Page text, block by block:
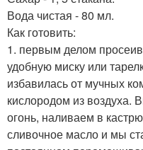
Вода чистая - 80 мл.
Как готовить:
1. первым делом
удобную миску или
избавилась от мучных
кислородом из воздуха.
огонь, наливаем в
сливочное масло и мы